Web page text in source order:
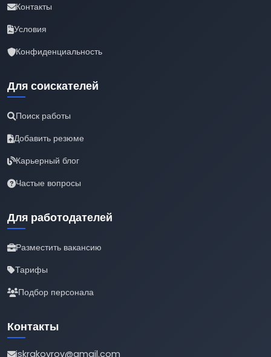
Контакты
Условия
Конфиденциальность
Для соискателей
Поиск работы
Добавить резюме
Карьерный блог
Частые вопросы
Для работодателей
Разместить вакансию
Тарифы
Подбор персонала
Контакты
iskrakovrov@gmail.com